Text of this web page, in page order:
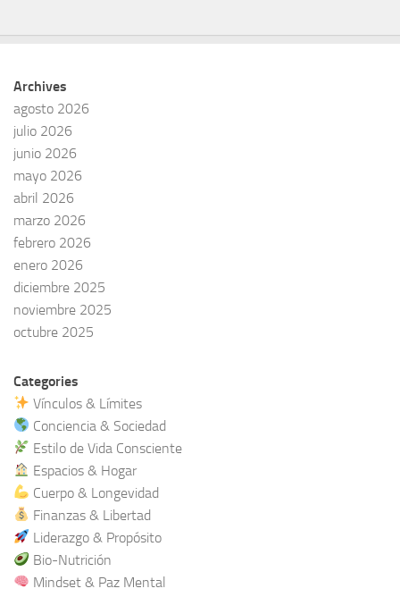
Archives
agosto 2026
julio 2026
junio 2026
mayo 2026
abril 2026
marzo 2026
febrero 2026
enero 2026
diciembre 2025
noviembre 2025
octubre 2025
Categories
Vínculos & Límites
Conciencia & Sociedad
Estilo de Vida Consciente
Espacios & Hogar
Cuerpo & Longevidad
Finanzas & Libertad
Liderazgo & Propósito
Bio-Nutrición
Mindset & Paz Mental